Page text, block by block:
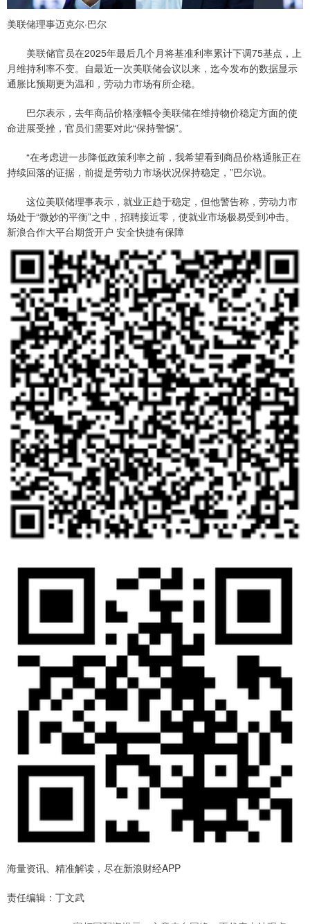
美联储理事迈克尔·巴尔
美联储官员在2025年最后几个月将基准利率累计下调75基点，上
月维持利率不变。自最近一次美联储会议以来，迄今发布的数据显示
通胀比预期更为温和，劳动力市场有所企稳。
巴尔表示，去年商品价格涨幅令美联储在维持物价稳定方面的使
命进展受挫，官员们需要对此“保持警惕”。
“在考虑进一步降低政策利率之前，我希望看到商品价格通胀正在
持续回落的证据，前提是劳动力市场状况保持稳定，”巴尔说。
这位美联储理事表示，就业正趋于稳定，但他警告称，劳动力市
场处于“微妙的平衡”之中，招聘接近零，使就业市场极易受到冲击。
新浪合作大平台期货开户 安全快捷有保障
海量资讯、精准解读，尽在新浪财经APP
责任编辑：丁文武